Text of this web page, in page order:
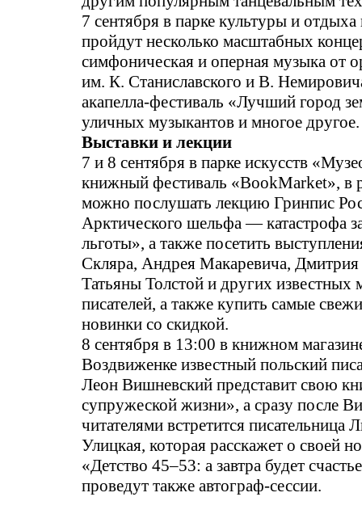
7 сентября в парке культуры и
пройдут несколько масштабных
симфоническая и оперная музыка от
им. К. Станиславского и В.
акапелла-фестиваль «Лучший город
уличных музыкантов и многое другое.
Выставки и лекции
7 и 8 сентября в парке искусств
книжный фестиваль «BookMarket», в
можно послушать лекцию Гринпис
Арктического шельфа — катастрофа
льготы», а также посетить
Скляра, Андрея Макаревича,
Татьяны Толстой и других известных
писателей, а также купить самые
новинки со скидкой.
8 сентября в 13:00 в книжном
Воздвиженке известный польский
Леон Вишневский представит свою
супружеской жизни», а сразу после
читателями встретится писательница
Улицкая, которая расскажет о своей
«Детство 45–53: а завтра будет
проведут также автограф-сессии.